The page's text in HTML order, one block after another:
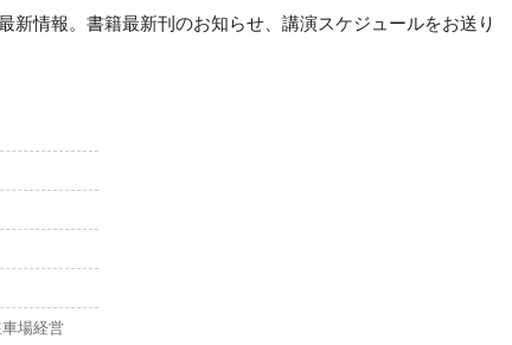
新情報。書籍最新刊のお知らせ、講演スケジュールをお送り
場経営